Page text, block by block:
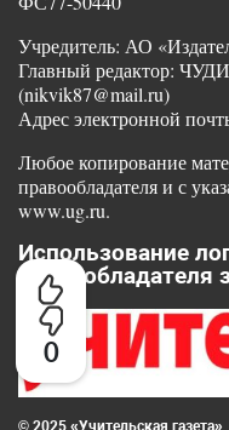
0
Учредитель: АО
Главный редактор:
(nikvik87@mail.ru)
Адрес электронной
Любое копирование
правообладателя и с
www.ug.ru.
Использование
правообладателя